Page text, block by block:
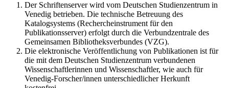
Der Schriftenserver wird vom Deutschen Studienzentrum in
Venedig betrieben. Die technische Betreuung des
Katalogsystems (Rechercheinstrument für den
Publikationsserver) erfolgt durch die Verbundzentrale des
Gemeinsamen Bibliotheksverbundes (VZG).
Die elektronische Veröffentlichung von Publikationen ist für
die mit dem Deutschen Studienzentrum verbundenen
Wissenschaftlerinnen und Wissenschaftler, wie auch für
Venedig-Forscher/innen unterschiedlicher Herkunft